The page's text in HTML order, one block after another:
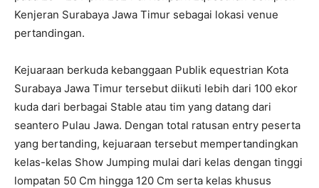
Kenjeran Surabaya Jawa Timur sebagai lokasi venue
pertandingan.
Kejuaraan berkuda kebanggaan Publik equestrian Kota
Surabaya Jawa Timur tersebut diikuti lebih dari 100 ekor
kuda dari berbagai Stable atau tim yang datang dari
seantero Pulau Jawa. Dengan total ratusan entry peserta
yang bertanding, kejuaraan tersebut mempertandingkan
kelas-kelas Show Jumping mulai dari kelas dengan tinggi
lompatan 50 Cm hingga 120 Cm serta kelas khusus